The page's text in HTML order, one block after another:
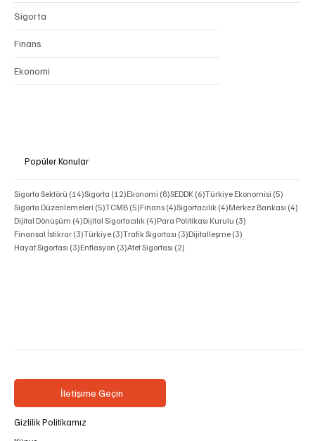
Sigorta
Finans
Ekonomi
Popüler Konular
Sigorta Sektörü (14)14 yazı
Sigorta (12)12 yazı
Ekonomi (8)8 yazı
SEDDK (6)6 yazı
Türkiye Ekonomisi (5)
Sigorta Düzenlemeleri (5)5 yazı
TCMB (5)5 yazı
Finans (4)4 yazı
Sigortacılık (4)4 yazı
Merkez Bankası (4)
Dijital Dönüşüm (4)4 yazı
Dijital Sigortacılık (4)4 yazı
Para Politikası Kurulu (3)
Finansal İstikrar (3)3 yazı
Türkiye (3)3 yazı
Trafik Sigortası (3)3 yazı
Dijitalleşme (3)
Hayat Sigortası (3)3 yazı
Enflasyon (3)3 yazı
Afet Sigortası (2)
İletişime Geçin
Gizlilik Politikamız